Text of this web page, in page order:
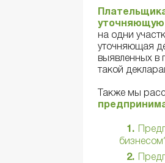
на одни
уточняющая
выявленных в
такой
Также мы